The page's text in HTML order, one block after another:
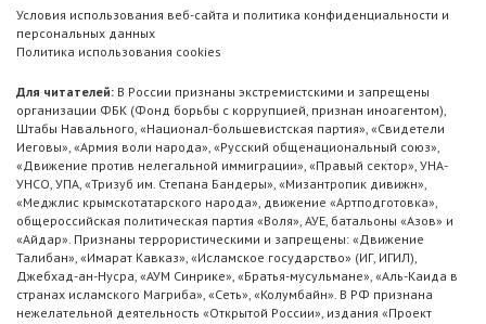
Условия использования веб-сайта и политика конфиденциальности и
персональных данных
Политика использования cookies
Для читателей: В России признаны экстремистскими и запрещены
организации ФБК (Фонд борьбы с коррупцией, признан иноагентом),
Штабы Навального, «Национал-большевистская партия», «Свидетели
Иеговы», «Армия воли народа», «Русский общенациональный союз»,
«Движение против нелегальной иммиграции», «Правый сектор», УНА-
УНСО, УПА, «Тризуб им. Степана Бандеры», «Мизантропик дивижн»,
«Меджлис крымскотатарского народа», движение «Артподготовка»,
общероссийская политическая партия «Воля», АУЕ, батальоны «Азов» и
«Айдар». Признаны террористическими и запрещены: «Движение
Талибан», «Имарат Кавказ», «Исламское государство» (ИГ, ИГИЛ),
Джебхад-ан-Нусра, «АУМ Синрике», «Братья-мусульмане», «Аль-Каида в
странах исламского Магриба», «Сеть», «Колумбайн». В РФ признана
нежелательной деятельность «Открытой России», издания «Проект